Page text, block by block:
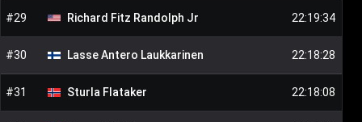
#29 Richard Fitz Randolph Jr 22:19:34
#30 Lasse Antero Laukkarinen 22:18:28
#31 Sturla Flataker 22:18:08